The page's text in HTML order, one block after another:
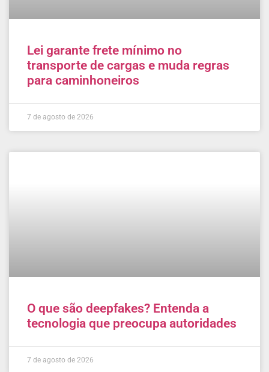
Lei garante frete mínimo no
transporte de cargas e muda regras
para caminhoneiros
7 de agosto de 2026
O que são deepfakes? Entenda a
tecnologia que preocupa autoridades
7 de agosto de 2026